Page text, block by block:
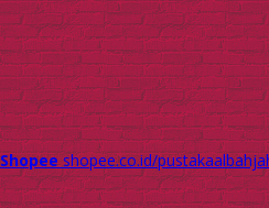
Shopee shopee.co.id/